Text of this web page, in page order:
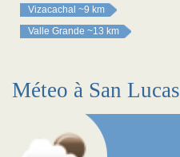
Vizacachal ~9 km
Valle Grande ~13 km
Méteo à San Lucas